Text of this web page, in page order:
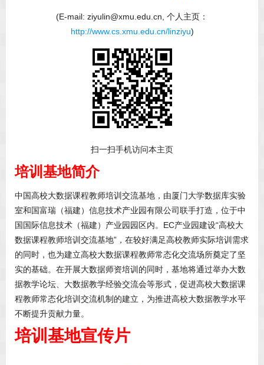
(E-mail: ziyulin@xmu.edu.cn, 个人主页：
http://www.cs.xmu.edu.cn/linziyu)
扫一扫手机访问本主页
培训基地简介
中国高校大数据课程教师培训交流基地，由厦门大学数据库实验
室和国富瑞（福建）信息技术产业园有限公司联手打造，位于中
国国际信息技术（福建）产业园园区内。EC产业园建设“高校大
数据课程教师培训交流基地”，在较好满足高校教师实际培训需求
的同时，也为建立高校大数据课程教师常态化交流场所奠定了坚
实的基础。在开展大数据师资培训的同时，基地将通过举办大数
据教学论坛、大数据教学经验交流会等形式，促进高校大数据课
程教师常态化培训交流机制的建立，为推进高校大数据教学水平
不断提升贡献力量。
培训基地宣传片